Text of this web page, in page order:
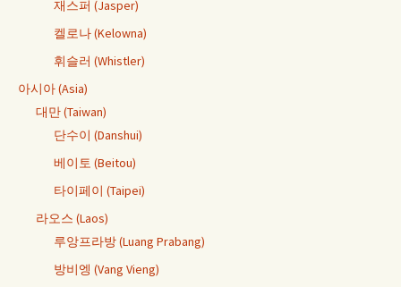
재스퍼 (Jasper)
켈로나 (Kelowna)
휘슬러 (Whistler)
아시아 (Asia)
대만 (Taiwan)
단수이 (Danshui)
베이토 (Beitou)
타이페이 (Taipei)
라오스 (Laos)
루앙프라방 (Luang Prabang)
방비엥 (Vang Vieng)